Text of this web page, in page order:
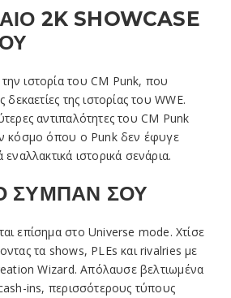
2K SHOWCASE
ιστορία του CM Punk, που
δεκαετίες της ιστορίας του WWE.
αντιπαλότητες του CM Punk
κόσμο όπου ο Punk δεν έφυγε
ιστορικά σενάρια.
ΣΥΜΠΑΝ ΣΟΥ
επίσημα στο Universe mode. Χτίσε
τα shows, PLEs και rivalries με
Wizard. Απόλαυσε βελτιωμένα
ins, περισσότερους τύπους